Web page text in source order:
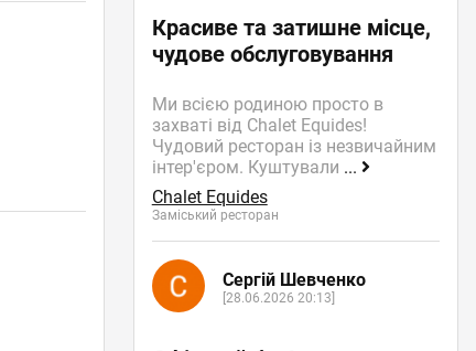
Красиве та затишне місце,
чудове обслуговування
Ми всією родиною просто в
захваті від Chalet Equides!
Чудовий ресторан із незвичайним
інтер'єром. Куштували ...
Chalet Equides
Заміський ресторан
Сергій Шевченко
[28.06.2026 20:13]